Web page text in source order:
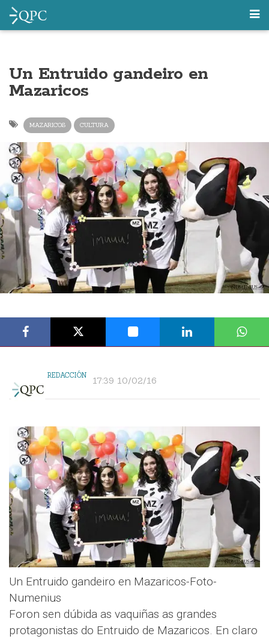
Un Entruido gandeiro en
Mazaricos
MAZARICOS CULTURA
REDACCIÓN 17:39 10/02/16
Un Entruido gandeiro en Mazaricos-Foto-
Numenius
Foron sen dúbida as vaquiñas as grandes
protagonistas do Entruido de Mazaricos. En claro